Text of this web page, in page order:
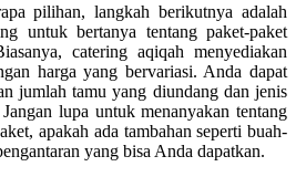
pilihan, langkah berikutnya adalah
untuk bertanya tentang paket-paket
catering aqiqah menyediakan
harga yang bervariasi. Anda dapat
jumlah tamu yang diundang dan jenis
lupa untuk menanyakan tentang
apakah ada tambahan seperti buah-
yang bisa Anda dapatkan.